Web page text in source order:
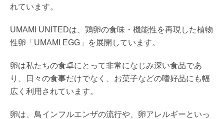
れています。
UMAMI UNITEDは、鶏卵の食味・機能性を再現した植物
性卵「UMAMI EGG」を展開しています。
卵は私たちの食卓にとって非常になじみ深い食品であ
り、日々の食事だけでなく、お菓子などの嗜好品にも幅
広く利用されています。
卵は、鳥インフルエンザの流行や、卵アレルギーといっ